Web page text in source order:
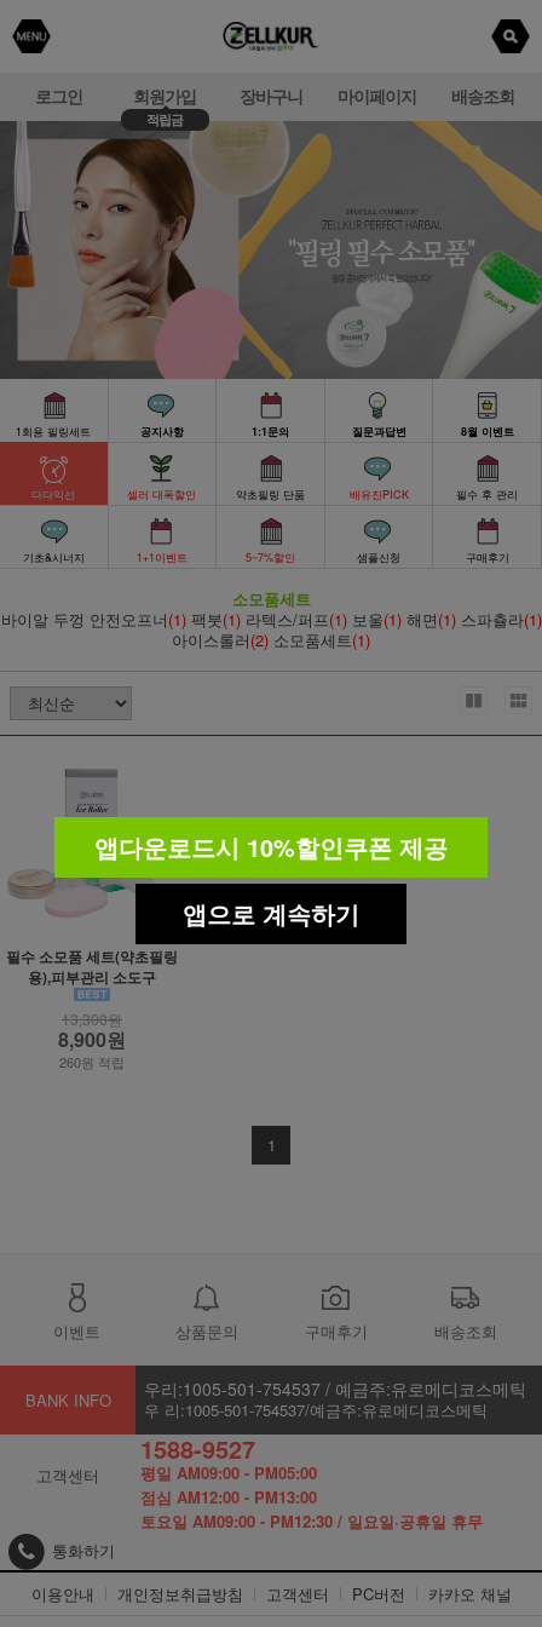
로그인 회원가입
적립금
장바구니 마이페이지 배송조회
1회용 필링세트 공지사항 1:1문의 질문과답변 8월 이벤트
다다익선 셀러 대폭할인 약초필링 단품 배유진PICK 필수 후 관리
기초&시너지 1+1이벤트 5~7%할인 샘플신청 구매후기
소모품세트
바이알 두껑 안전오프너(1) 팩붓(1) 라텍스/퍼프(1) 보울(1) 해면(1) 스파츌라(1)
아이스롤러(2) 소모품세트(1)
필수 소모품 세트(약초필링
용),피부관리 소도구
13,300원
8,900원
260원 적립
1
이벤트 상품문의 구매후기 배송조회
BANK INFO 우리:1005-501-754537 / 예금주:유로메디코스메틱
우 리:1005-501-754537/예금주:유로메디코스메틱
고객센터
1588-9527
평일 AM09:00 - PM05:00
점심 AM12:00 - PM13:00
토요일 AM09:00 - PM12:30 / 일요일·공휴일 휴무
통화하기
이용안내
개인정보취급방침 고객센터 PC버전 카카오 채널
앱다운로드시 10%할인쿠폰 제공
앱으로 계속하기